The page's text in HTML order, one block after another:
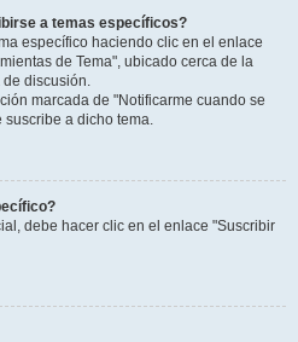
a temas específicos?
específico haciendo clic en el enlace
de Tema", ubicado cerca de la
discusión.
marcada de "Notificarme cuando se
a dicho tema.
debe hacer clic en el enlace "Suscribir